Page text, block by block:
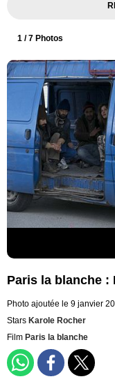
1 / 7 Photos
Paris la blanche :
Photo ajoutée le 9 janvier
Stars Karole Rocher
Film Paris la blanche